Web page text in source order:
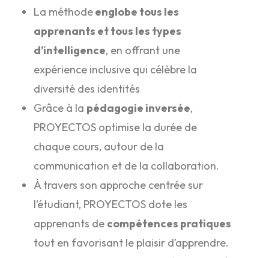
La méthodeenglobe tous les
apprenants et tous les types
d’intelligence, en offrant une
expérience inclusive qui célèbre la
diversité des identités
Grâce à la pédagogie inversée,
PROYECTOS optimise la durée de
chaque cours, autour de la
communication et de la collaboration.
À travers son approche centrée sur
l’étudiant, PROYECTOS dote les
apprenants de compétences pratiques
tout en favorisant le plaisir d’apprendre.